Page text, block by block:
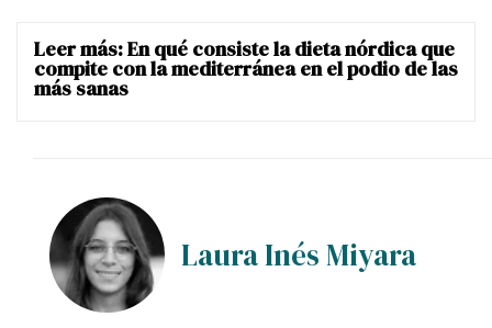
Leer más:En qué consiste la dieta nórdica que
compite con la mediterránea en el podio de las
más sanas
Laura Inés Miyara